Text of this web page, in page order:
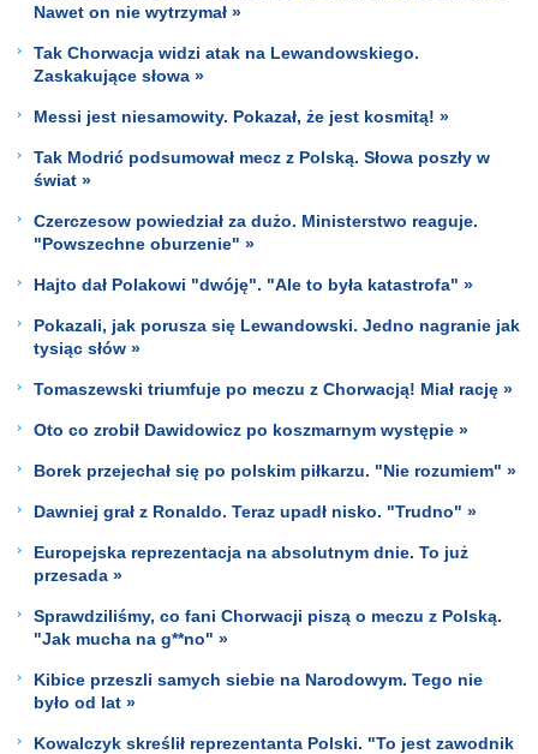
Nawet on nie wytrzymał »
Tak Chorwacja widzi atak na Lewandowskiego.
Zaskakujące słowa »
Messi jest niesamowity. Pokazał, że jest kosmitą! »
Tak Modrić podsumował mecz z Polską. Słowa poszły w
świat »
Czerczesow powiedział za dużo. Ministerstwo reaguje.
"Powszechne oburzenie" »
Hajto dał Polakowi "dwóję". "Ale to była katastrofa" »
Pokazali, jak porusza się Lewandowski. Jedno nagranie jak
tysiąc słów »
Tomaszewski triumfuje po meczu z Chorwacją! Miał rację »
Oto co zrobił Dawidowicz po koszmarnym występie »
Borek przejechał się po polskim piłkarzu. "Nie rozumiem" »
Dawniej grał z Ronaldo. Teraz upadł nisko. "Trudno" »
Europejska reprezentacja na absolutnym dnie. To już
przesada »
Sprawdziliśmy, co fani Chorwacji piszą o meczu z Polską.
"Jak mucha na g**no" »
Kibice przeszli samych siebie na Narodowym. Tego nie
było od lat »
Kowalczyk skreślił reprezentanta Polski. "To jest zawodnik